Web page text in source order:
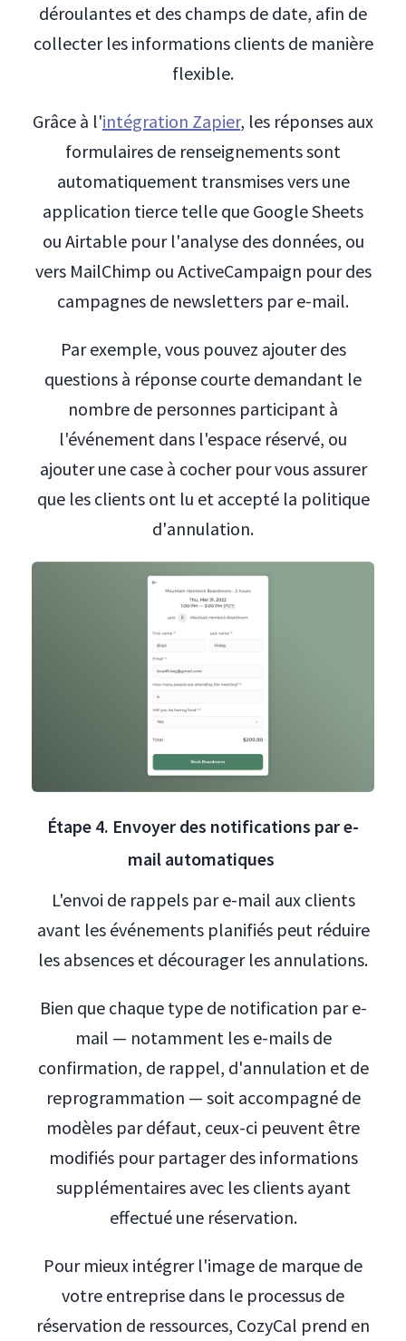
déroulantes et des champs de date, afin de
collecter les informations clients de manière
flexible.
Grâce à l'intégration Zapier, les réponses aux
formulaires de renseignements sont
automatiquement transmises vers une
application tierce telle que Google Sheets
ou Airtable pour l'analyse des données, ou
vers MailChimp ou ActiveCampaign pour des
campagnes de newsletters par e-mail.
Par exemple, vous pouvez ajouter des
questions à réponse courte demandant le
nombre de personnes participant à
l'événement dans l'espace réservé, ou
ajouter une case à cocher pour vous assurer
que les clients ont lu et accepté la politique
d'annulation.
Étape 4. Envoyer des notifications par e-
mail automatiques
L'envoi de rappels par e-mail aux clients
avant les événements planifiés peut réduire
les absences et décourager les annulations.
Bien que chaque type de notification par e-
mail — notamment les e-mails de
confirmation, de rappel, d'annulation et de
reprogrammation — soit accompagné de
modèles par défaut, ceux-ci peuvent être
modifiés pour partager des informations
supplémentaires avec les clients ayant
effectué une réservation.
Pour mieux intégrer l'image de marque de
votre entreprise dans le processus de
réservation de ressources, CozyCal prend en